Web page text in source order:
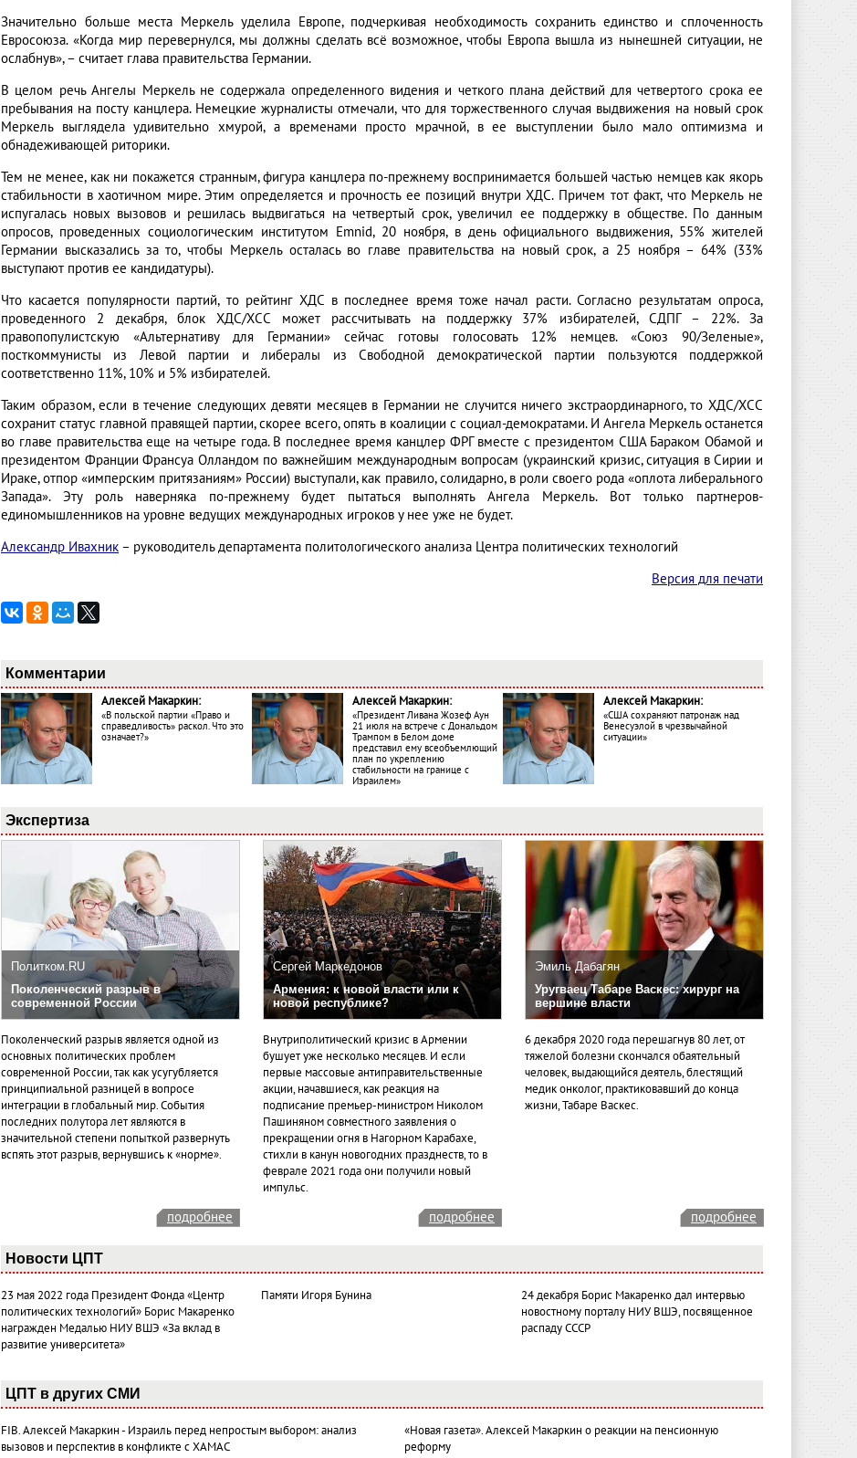
Значительно больше места Меркель уделила Европе, подчеркивая необходимость сохранить единство и сплоченность
Евросоюза. «Когда мир перевернулся, мы должны сделать всё возможное, чтобы Европа вышла из нынешней ситуации, не
ослабнув», – считает глава правительства Германии.
В целом речь Ангелы Меркель не содержала определенного видения и четкого плана действий для четвертого срока ее
пребывания на посту канцлера. Немецкие журналисты отмечали, что для торжественного случая выдвижения на новый срок
Меркель выглядела удивительно хмурой, а временами просто мрачной, в ее выступлении было мало оптимизма и
обнадеживающей риторики.
Тем не менее, как ни покажется странным, фигура канцлера по-прежнему воспринимается большей частью немцев как якорь
стабильности в хаотичном мире. Этим определяется и прочность ее позиций внутри ХДС. Причем тот факт, что Меркель не
испугалась новых вызовов и решилась выдвигаться на четвертый срок, увеличил ее поддержку в обществе. По данным
опросов, проведенных социологическим институтом Emnid, 20 ноября, в день официального выдвижения, 55% жителей
Германии высказались за то, чтобы Меркель осталась во главе правительства на новый срок, а 25 ноября – 64% (33%
выступают против ее кандидатуры).
Что касается популярности партий, то рейтинг ХДС в последнее время тоже начал расти. Согласно результатам опроса,
проведенного 2 декабря, блок ХДС/ХСС может рассчитывать на поддержку 37% избирателей, СДПГ – 22%. За
правопопулистскую «Альтернативу для Германии» сейчас готовы голосовать 12% немцев. «Союз 90/Зеленые»,
посткоммунисты из Левой партии и либералы из Свободной демократической партии пользуются поддержкой
соответственно 11%, 10% и 5% избирателей.
Таким образом, если в течение следующих девяти месяцев в Германии не случится ничего экстраординарного, то ХДС/ХСС
сохранит статус главной правящей партии, скорее всего, опять в коалиции с социал-демократами. И Ангела Меркель останется
во главе правительства еще на четыре года. В последнее время канцлер ФРГ вместе с президентом США Бараком Обамой и
президентом Франции Франсуа Олландом по важнейшим международным вопросам (украинский кризис, ситуация в Сирии и
Ираке, отпор «имперским притязаниям» России) выступали, как правило, солидарно, в роли своего рода «оплота либерального
Запада». Эту роль наверняка по-прежнему будет пытаться выполнять Ангела Меркель. Вот только партнеров-
единомышленников на уровне ведущих международных игроков у нее уже не будет.
Александр Ивахник – руководитель департамента политологического анализа Центра политических технологий
Версия для печати
Комментарии
Алексей Макаркин:
«В польской партии «Право и
справедливость» раскол. Что это
означает?»
Алексей Макаркин:
«Президент Ливана Жозеф Аун
21 июля на встрече с Дональдом
Трампом в Белом доме
представил ему всеобъемлющий
план по укреплению
стабильности на границе с
Израилем»
Алексей Макаркин:
«США сохраняют патронаж над
Венесуэлой в чрезвычайной
ситуации»
Экспертиза
Политком.RU
Поколенческий разрыв в
современной России
Поколенческий разрыв является одной из
основных политических проблем
современной России, так как усугубляется
принципиальной разницей в вопросе
интеграции в глобальный мир. События
последних полутора лет являются в
значительной степени попыткой развернуть
вспять этот разрыв, вернувшись к «норме».
Сергей Маркедонов
Армения: к новой власти или к
новой республике?
Внутриполитический кризис в Армении
бушует уже несколько месяцев. И если
первые массовые антиправительственные
акции, начавшиеся, как реакция на
подписание премьер-министром Николом
Пашиняном совместного заявления о
прекращении огня в Нагорном Карабахе,
стихли в канун новогодних празднеств, то в
феврале 2021 года они получили новый
импульс.
Эмиль Дабагян
Уругваец Табаре Васкес: хирург на
вершине власти
6 декабря 2020 года перешагнув 80 лет, от
тяжелой болезни скончался обаятельный
человек, выдающийся деятель, блестящий
медик онколог, практиковавший до конца
жизни, Табаре Васкес.
подробнее подробнее подробнее
Новости ЦПТ
23 мая 2022 года Президент Фонда «Центр
политических технологий» Борис Макаренко
награжден Медалью НИУ ВШЭ «За вклад в
развитие университета»
Памяти Игоря Бунина
24 декабря Борис Макаренко дал интервью
новостному порталу НИУ ВШЭ, посвященное
распаду СССР
ЦПТ в других СМИ
FIB. Алексей Макаркин - Израиль перед непростым выбором: анализ
вызовов и перспектив в конфликте с ХАМАС
«Новая газета». Алексей Макаркин о реакции на пенсионную
реформу